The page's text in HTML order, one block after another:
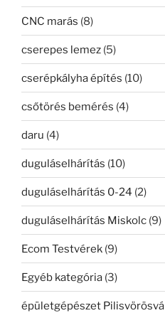
CNC marás (8)
cserepes lemez (5)
cserépkályha építés (10)
csőtörés bemérés (4)
daru (4)
duguláselhárítás (10)
duguláselhárítás 0-24 (2)
duguláselhárítás Miskolc (9)
Ecom Testvérek (9)
Egyéb kategória (3)
épületgépészet Pilisvörösvá